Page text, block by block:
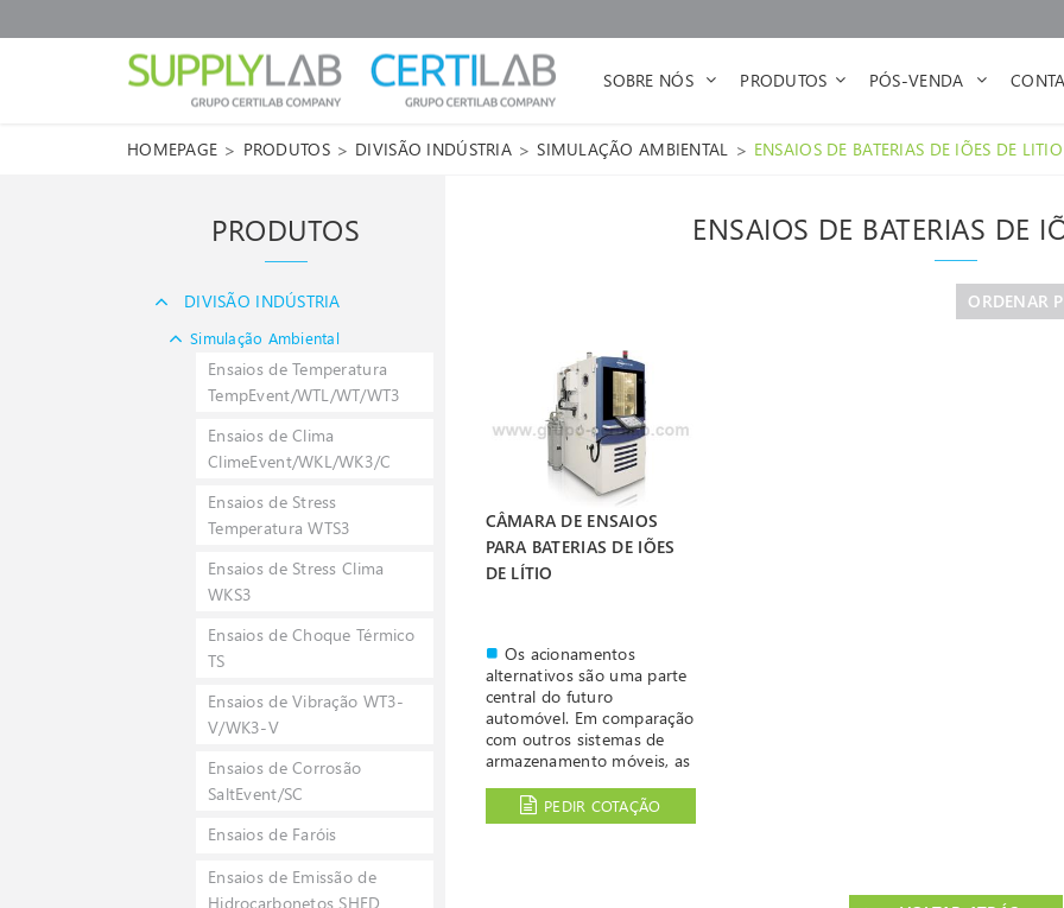
SOBRE NÓS PRODUTOS PÓS-VENDA
HOMEPAGE > PRODUTOS > DIVISÃO INDÚSTRIA > SIMULAÇÃO AMBIENTAL > ENSAIOS DE BATERIAS DE IÕES DE LITIO
PRODUTOS
DIVISÃO INDÚSTRIA
Simulação Ambiental
Ensaios de Temperatura
TempEvent/WTL/WT/WT3
Ensaios de Clima
ClimeEvent/WKL/WK3/C
Ensaios de Stress
Temperatura WTS3
Ensaios de Stress Clima
WKS3
Ensaios de Choque Térmico
TS
Ensaios de Vibração WT3-
V/WK3-V
Ensaios de Corrosão
SaltEvent/SC
Ensaios de Faróis
Ensaios de Emissão de
Hidrocarbonetos SHED
ENSAIOS DE BATERIAS DE
ORDENAR
CÂMARA DE ENSAIOS
PARA BATERIAS DE IÕES
DE LÍTIO
Os acionamentos
alternativos são uma parte
central do futuro
automóvel. Em comparação
com outros sistemas de
armazenamento móveis, as
tecnologia de pilhas de
combustível conseguiram
PEDIR COTAÇÃO